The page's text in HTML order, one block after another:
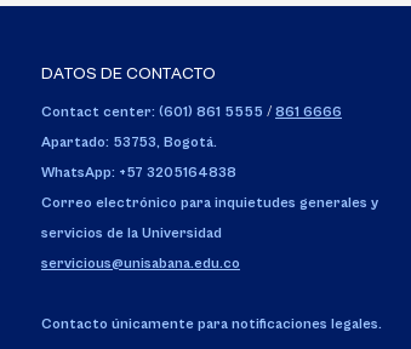
DATOS DE CONTACTO
Contact center: (601) 861 5555 / 861 6666
Apartado: 53753, Bogotá.
WhatsApp: +57 3205164838
Correo electrónico para inquietudes generales y
servicios de la Universidad
servicious@unisabana.edu.co
Contacto únicamente para notificaciones legales.